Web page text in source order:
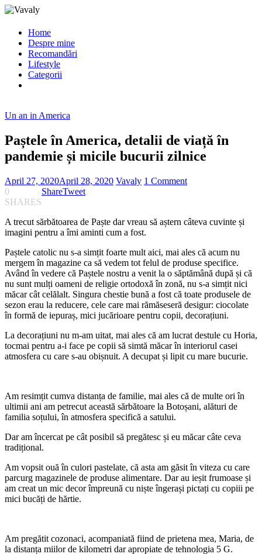
Home
Despre mine
Recomandări
Lifestyle
Categorii
Un an in America
Paștele în America, detalii de viață în
pandemie și micile bucurii zilnice
April 27, 2020April 28, 2020 Vavaly 1 Comment
0
SHARES
ShareTweet
A trecut sărbătoarea de Paște dar vreau să aștern câteva cuvinte și
imagini pentru a îmi aminti cum a fost.
Paștele catolic nu s-a simțit foarte mult aici, mai ales că acum nu
mergem în magazine ca să vedem tot felul de produse specifice.
Având în vedere că Paștele nostru a venit la o săptămână după și că
nu sunt mulți oameni de religie ortodoxă în zonă, nu s-a simțit nici
măcar cât celălalt. Singura chestie bună a fost că toate produsele de
sezon erau la reducere, cele care mai rămăseseră desigur: ciocolate
în formă de iepuraș, mici jucărioare pentru copii, decorațiuni.
La decorațiuni nu m-am uitat, mai ales că am lucrat destule cu Horia,
tocmai pentru a-i face pe copii să simtă măcar în interiorul casei
atmosfera cu care s-au obișnuit. A decupat și lipit cu mare bucurie.
Am resimțit cumva distanța de familie, mai ales că de multe ori în
ultimii ani am petrecut această sărbătoare la Botoșani, alături de
familia soțului, în atmosfera specifică a satului.
Dar am încercat pe cât posibil să pregătesc și eu măcar câte ceva
tradițional.
Am vopsit ouă în culori pastelate, că asta am găsit în viteza cu care
parcurg magazinele de produse alimentare. Dar au ieșit frumoase și
am creat un mic decor împreună cu niște îngerași pictați cu copiii pe
mici bucăți de hărtie.
Am pregătit cozonaci, acompaniată fiind de prietena mea, Maria, de
la distanța miilor de kilometri dar apropiate de tehnologia 5 G.